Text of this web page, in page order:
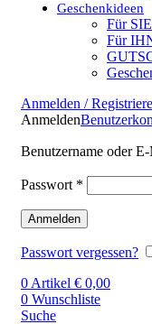
Geschenkideen
Für SIE
Für
Anmelden /
Anmelden
Benutzername oder
Passwort *
Anmelden
Passwort vergessen?
0 Artikel € 0,00
0 Wunschliste
Suche